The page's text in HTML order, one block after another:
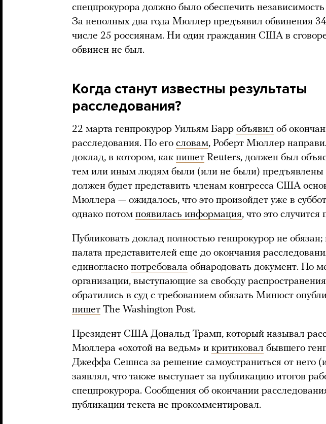
спецпрокурора должно было обеспечить
За неполных два года Мюллер предъявил обвинения
числе 25 россиянам. Ни один гражданин США в
обвинен не был.
Когда станут известны результаты
расследования?
22 марта генпрокурор Уильям Барр объявил об
расследования. По его словам, Роберт Мюллер
доклад, в котором, как пишет Reuters, должен был
тем или иным людям были (или не были) предъявлены
должен будет представить членам конгресса США
Мюллера — ожидалось, что это произойдет уже в
однако потом появилась информация, что это случится
Публиковать доклад полностью генпрокурор не обязан;
палата представителей еще до окончания
единогласно потребовала обнародовать документ. По
организации, выступающие за свободу
обратились в суд с требованием обязать Минюст
пишет The Washington Post.
Президент США Дональд Трамп, который называл
Мюллера «охотой на ведьм» и критиковал бывшего
Джеффа Сешнса за решение самоустраниться от него
заявлял, что также выступает за публикацию итогов
спецпрокурора. Сообщения об окончании
публикации текста не прокомментировал.